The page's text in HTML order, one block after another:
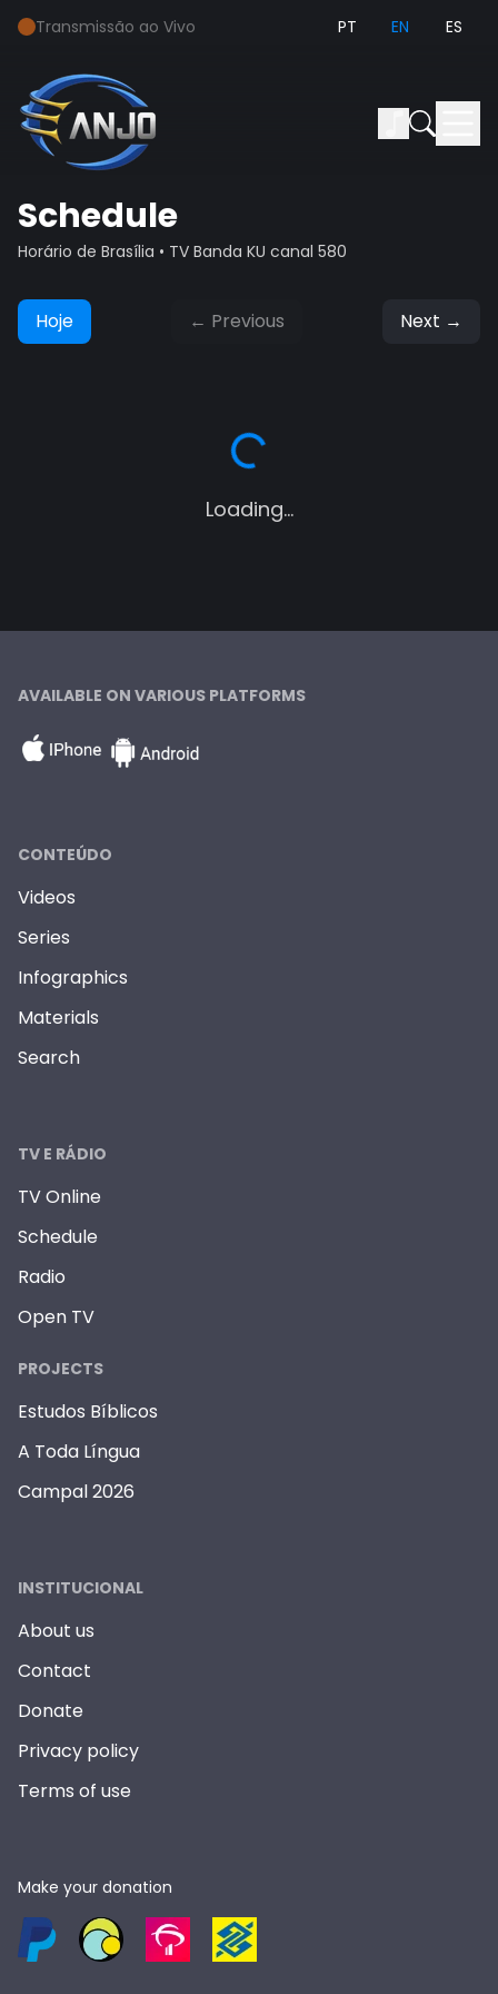
Transmissão ao Vivo PT EN ES
Schedule
Horário de Brasília • TV Banda KU canal 580
Hoje ← Previous Next →
Loading...
AVAILABLE ON VARIOUS PLATFORMS
CONTEÚDO
Videos
Series
Infographics
Materials
Search
TV E RÁDIO
TV Online
Schedule
Radio
Open TV
PROJECTS
Estudos Bíblicos
A Toda Língua
Campal 2026
INSTITUCIONAL
About us
Contact
Donate
Privacy policy
Terms of use
Make your donation